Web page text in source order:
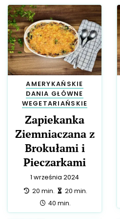
FRANCUSKIE DANIA
GŁÓWNE
BEZGLUTENOWE
Zapiekanka
ziemniaczana z
boczkiem
15 marca 2023
20 min.
35 min.